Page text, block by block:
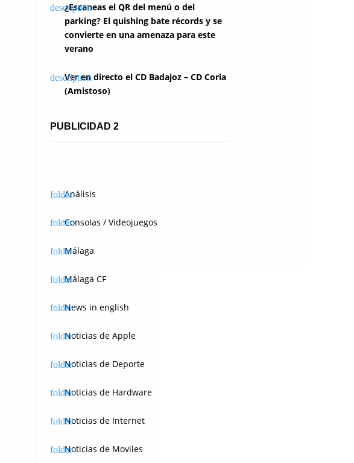
¿Escaneas el QR del menú o del
parking? El quishing bate récords y se
convierte en una amenaza para este
verano
Ver en directo el CD Badajoz – CD Coria
(Amistoso)
PUBLICIDAD 2
Análisis
Consolas / Videojuegos
Málaga
Málaga CF
News in english
Noticias de Apple
Noticias de Deporte
Noticias de Hardware
Noticias de Internet
Noticias de Moviles